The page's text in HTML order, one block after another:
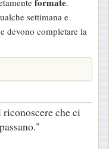
settimana e
devono completare la
che ci